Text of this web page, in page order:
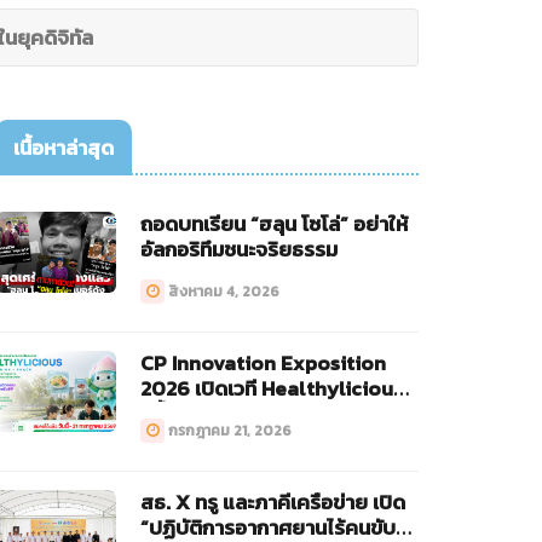
นยุคดิจิทัล
เนื้อหาล่าสุด
ถอดบทเรียน “ฮลุน โซโล่” อย่าให้
อัลกอริทึมชนะจริยธรรม
สิงหาคม 4, 2026
CP Innovation Exposition
2026 เปิดเวที Healthylicious
กรกฎาคม 21, 2026
สธ. X ทรู และภาคีเครือข่าย เปิด
“ปฏิบัติการอากาศยานไร้คนขับ